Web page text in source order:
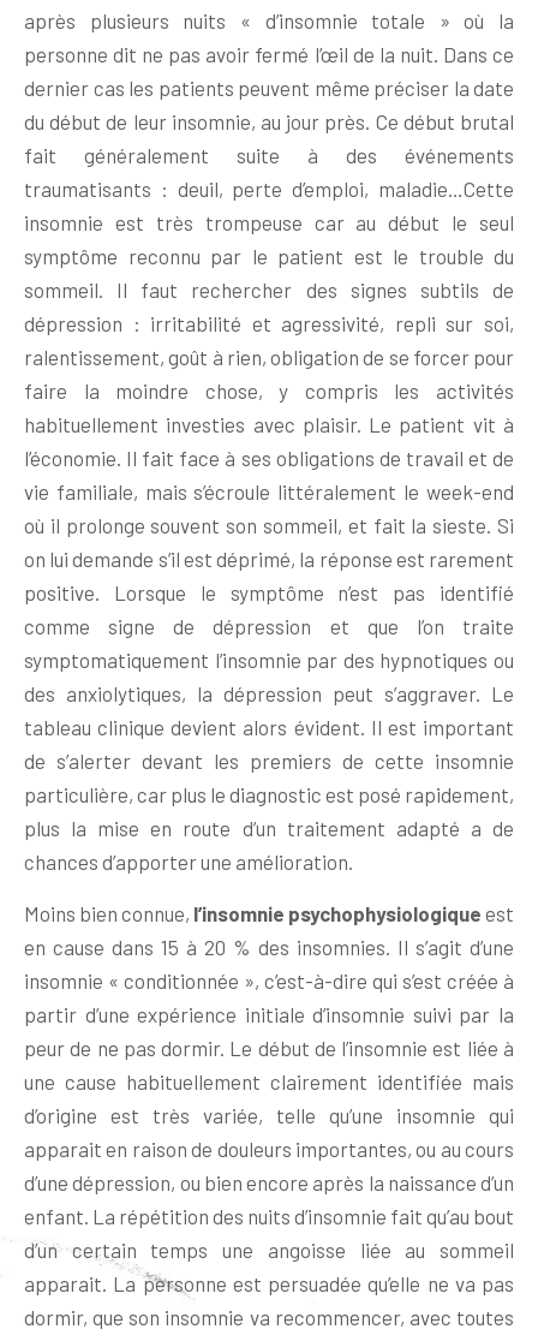
après plusieurs nuits « d’insomnie totale » où la
personne dit ne pas avoir fermé l’œil de la nuit. Dans ce
dernier cas les patients peuvent même préciser la date
du début de leur insomnie, au jour près. Ce début brutal
fait généralement suite à des événements
traumatisants : deuil, perte d’emploi, maladie…Cette
insomnie est très trompeuse car au début le seul
symptôme reconnu par le patient est le trouble du
sommeil. Il faut rechercher des signes subtils de
dépression : irritabilité et agressivité, repli sur soi,
ralentissement, goût à rien, obligation de se forcer pour
faire la moindre chose, y compris les activités
habituellement investies avec plaisir. Le patient vit à
l’économie. Il fait face à ses obligations de travail et de
vie familiale, mais s’écroule littéralement le week-end
où il prolonge souvent son sommeil, et fait la sieste. Si
on lui demande s’il est déprimé, la réponse est rarement
positive. Lorsque le symptôme n’est pas identifié
comme signe de dépression et que l’on traite
symptomatiquement l’insomnie par des hypnotiques ou
des anxiolytiques, la dépression peut s’aggraver. Le
tableau clinique devient alors évident. Il est important
de s’alerter devant les premiers de cette insomnie
particulière, car plus le diagnostic est posé rapidement,
plus la mise en route d’un traitement adapté a de
chances d’apporter une amélioration.
Moins bien connue, l’insomnie psychophysiologique est
en cause dans 15 à 20 % des insomnies. Il s’agit d’une
insomnie « conditionnée », c’est-à-dire qui s’est créée à
partir d’une expérience initiale d’insomnie suivi par la
peur de ne pas dormir. Le début de l’insomnie est liée à
une cause habituellement clairement identifiée mais
d’origine est très variée, telle qu’une insomnie qui
apparait en raison de douleurs importantes, ou au cours
d’une dépression, ou bien encore après la naissance d’un
enfant. La répétition des nuits d’insomnie fait qu’au bout
d’un certain temps une angoisse liée au sommeil
apparait. La personne est persuadée qu’elle ne va pas
dormir, que son insomnie va recommencer, avec toutes